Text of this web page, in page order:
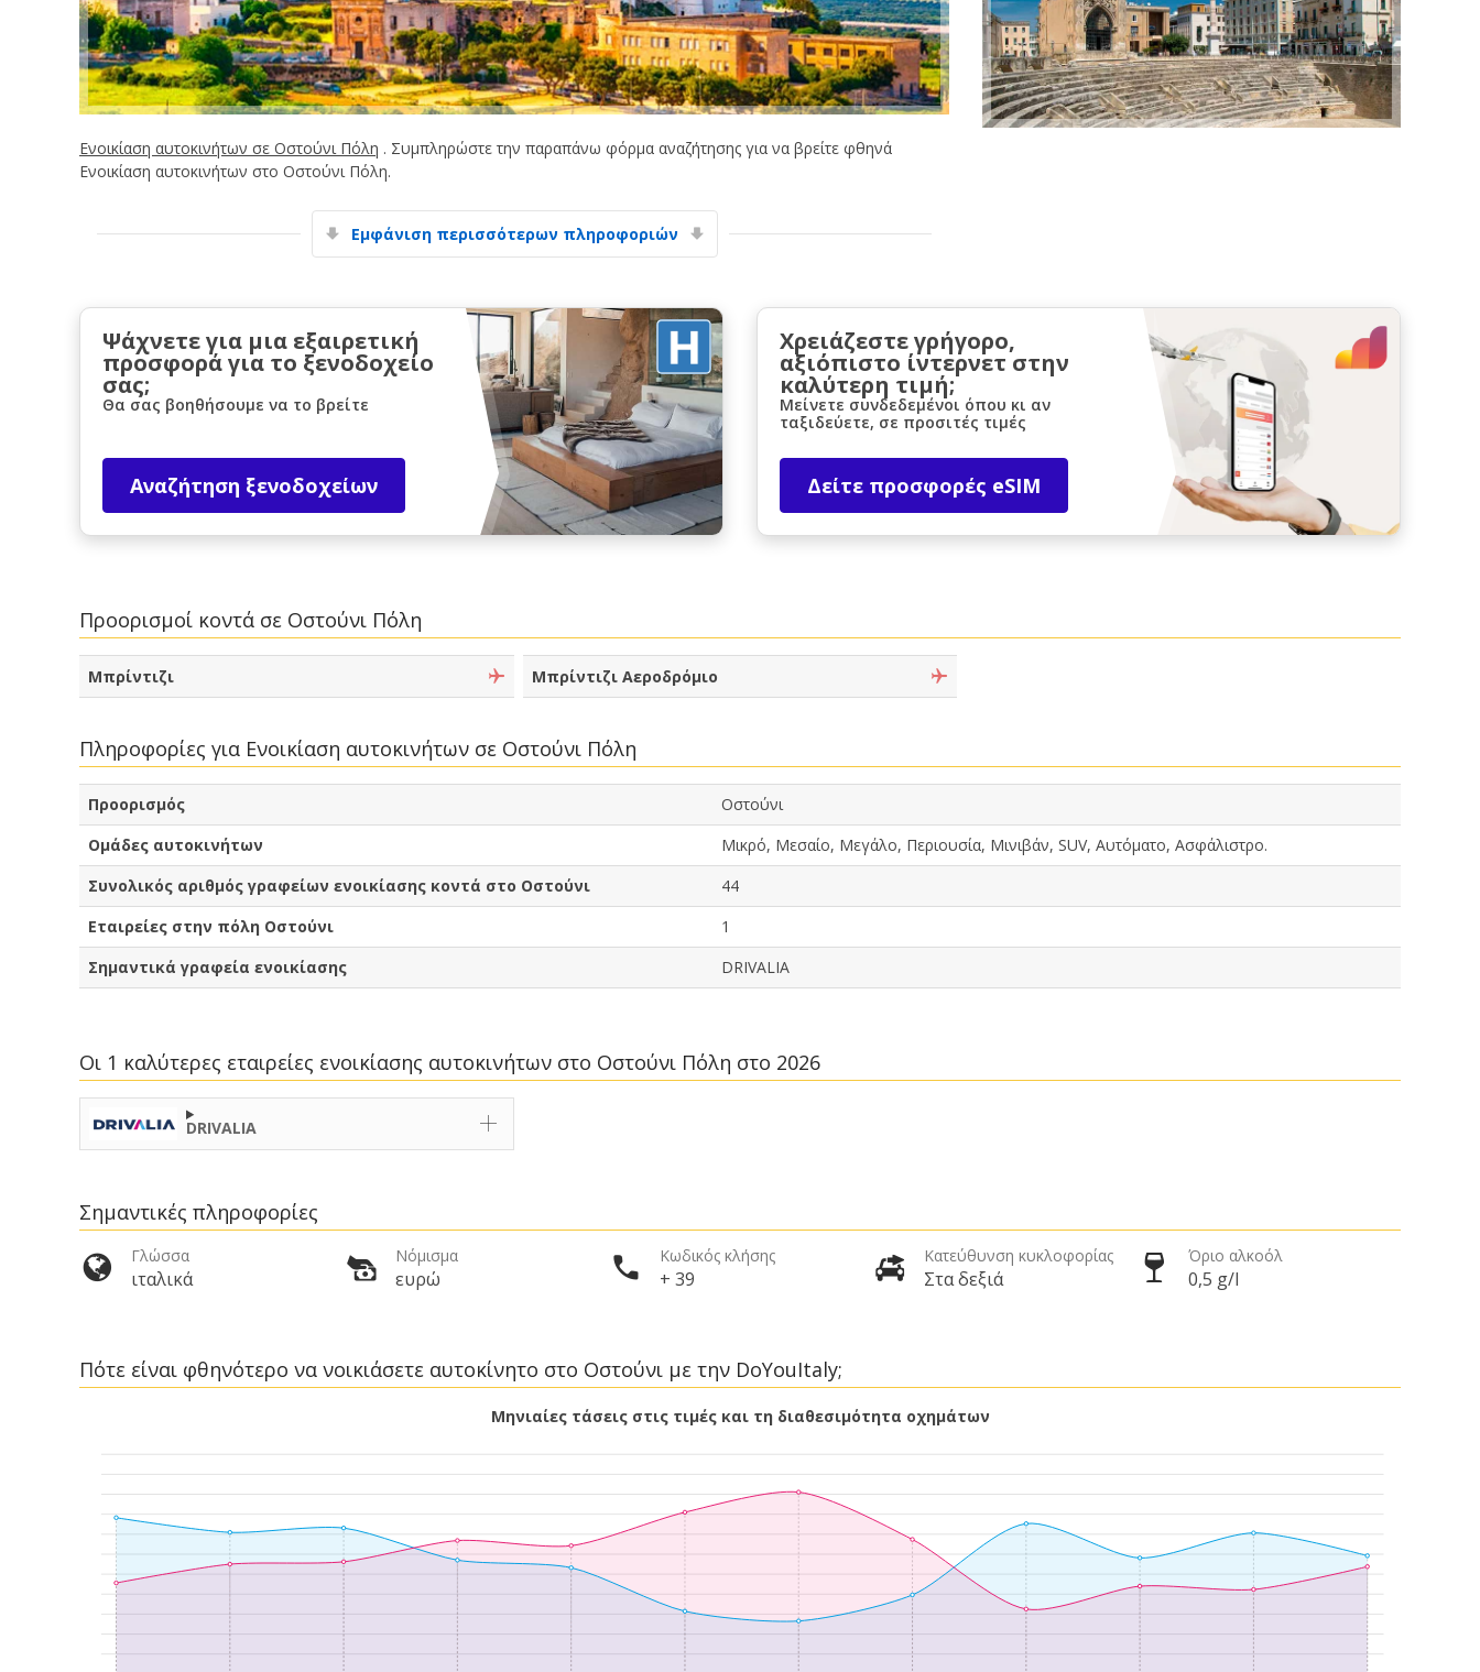
Μεγάλες εξοικονομήσεις
Αποκτήστε πρόσβαση σε αποκλειστικές
προσφορές συνεργατών
Σύνδεση με eLink
Ενοικίαση αυτοκινήτων σε Οστούνι Πόλη . Συμπληρώστε την παραπάνω φόρμα αναζήτησης για να βρείτε φθηνά
Ενοικίαση αυτοκινήτων στο Οστούνι Πόλη.
Εμφάνιση περισσότερων πληροφοριών
Ψάχνετε για μια εξαιρετική
προσφορά για το ξενοδοχείο
σας;
Θα σας βοηθήσουμε να το βρείτε
Αναζήτηση ξενοδοχείων
Χρειάζεστε γρήγορο,
αξιόπιστο ίντερνετ στην
καλύτερη τιμή;
Μείνετε συνδεδεμένοι όπου κι αν
ταξιδεύετε, σε προσιτές τιμές
Δείτε προσφορές eSIM
Προορισμοί κοντά σε Οστούνι Πόλη
Μπρίντιζι Μπρίντιζι Αεροδρόμιο
Πληροφορίες για Ενοικίαση αυτοκινήτων σε Οστούνι Πόλη
Προορισμός
Οστούνι
Ομάδες αυτοκινήτων
Μικρό, Μεσαίο, Μεγάλο, Περιουσία, Μινιβάν, SUV, Αυτόματο, Ασφάλιστρο.
Συνολικός αριθμός γραφείων ενοικίασης κοντά στο Οστούνι
44
Εταιρείες στην πόλη Οστούνι
1
Σημαντικά γραφεία ενοικίασης
DRIVALIA
Οι 1 καλύτερες εταιρείες ενοικίασης αυτοκινήτων στο Οστούνι Πόλη στο 2026
DRIVALIA
Σημαντικές πληροφορίες
Γλώσσα
ιταλικά
Νόμισμα
ευρώ
Κωδικός κλήσης
+ 39
Κατεύθυνση κυκλοφορίας
Στα δεξιά
Όριο αλκοόλ
0,5 g/l
Πότε είναι φθηνότερο να νοικιάσετε αυτοκίνητο στο Οστούνι με την DoYouItaly;
Μηνιαίες τάσεις στις τιμές και τη διαθεσιμότητα οχημάτων